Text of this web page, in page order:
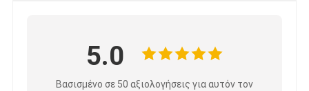
5.0
Βασισμένο σε 50 αξιολογήσεις για αυτόν τον